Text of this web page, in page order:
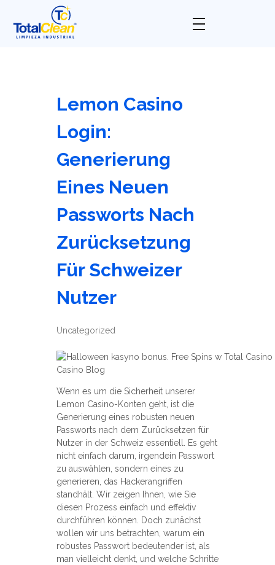
Lemon Casino
Login:
Generierung
Eines Neuen
Passworts Nach
Zurücksetzung
Für Schweizer
Nutzer
Uncategorized
Wenn es um die Sicherheit unserer
Lemon Casino-Konten geht, ist die
Generierung eines robusten neuen
Passworts nach dem Zurücksetzen für
Nutzer in der Schweiz essentiell. Es geht
nicht einfach darum, irgendein Passwort
zu auswählen, sondern eines zu
generieren, das Hackerangriffen
standhält. Wir zeigen Ihnen, wie Sie
diesen Prozess einfach und effektiv
durchführen können. Doch zunächst
wollen wir uns betrachten, warum ein
robustes Passwort bedeutender ist, als
man vielleicht denkt, und welche Schritte